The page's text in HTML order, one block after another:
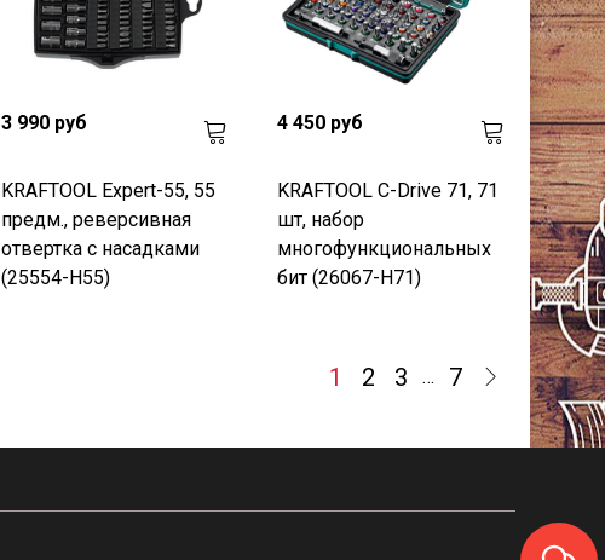
3 990 руб
KRAFTOOL Expert-55, 55
предм., реверсивная
отвертка с насадками
(25554-H55)
4 450 руб
KRAFTOOL C-Drive 71, 71
шт, набор
многофункциональных
бит (26067-H71)
1 2 3 … 7